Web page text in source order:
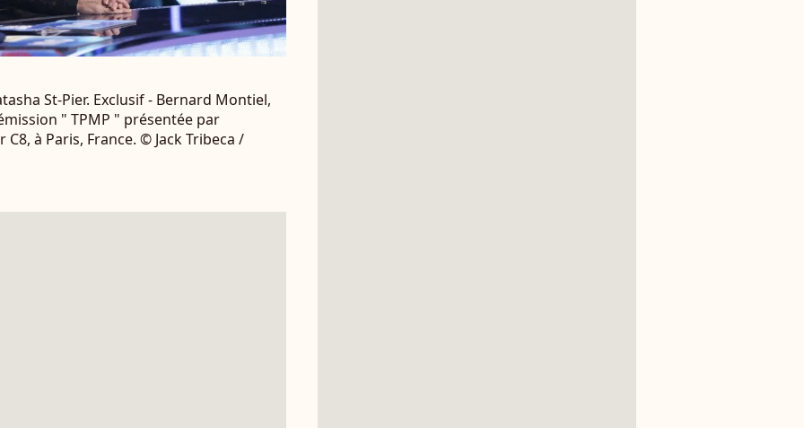
St-Pier. Exclusif - Bernard Montiel,
" TPMP " présentée par
à Paris, France. © Jack Tribeca /